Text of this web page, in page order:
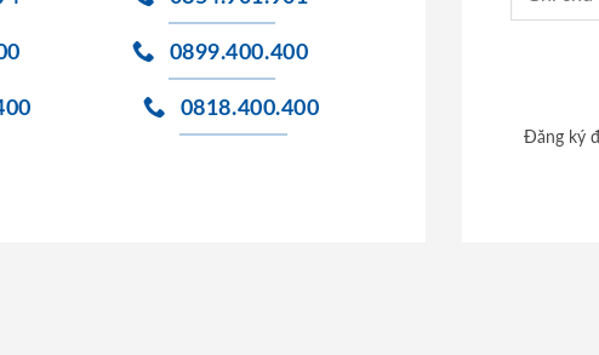
0899.400.400
0818.400.400
Đăng ký